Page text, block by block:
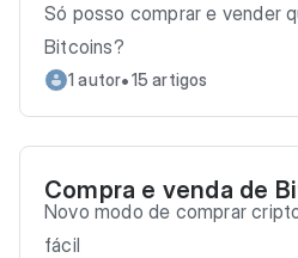
Só posso comprar e vender
Bitcoins?
1 autor•15 artigos
Compra e venda de
Novo modo de comprar
fácil